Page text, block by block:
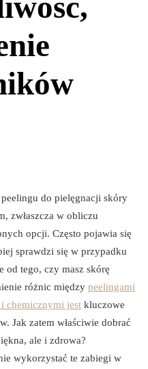
do pielęgnacji skóry
zwłaszcza w obliczu
opcji. Często pojawia się
sprawdzi się w przypadku
od tego, czy masz skórę
różnic między peelingami
chemicznymi jest kluczowe
Jak zatem właściwie dobrać
ale i zdrowa?
wykorzystać te zabiegi w